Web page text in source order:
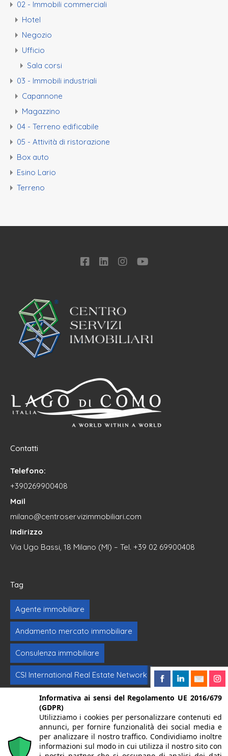
02 - Immobili commerciali
Hotel
Negozio
Ufficio
Sala corsi
03 - Immobili industriali
Capannone
Magazzino
04 - Terreno edificabile
05 - Attività di ristorazione
Box auto
Esino Lario
Terreno
Contatti
Telefono:
+390269900408
Mail
milano@centroservizimmobiliari.com
Indirizzo
Via Ugo Bassi, 18 Milano (MI) – Tel. +39 02 69900408
Tag
Agente immobiliare
Andamento mercato immobiliare
Consulenza immobiliare
CSI International Real Estate Network
Formazione immobiliare Intermediazione
Investimenti immobiliari Vendere casa
© 2024. Centro Servizi Immobiliari srl | Mandello del Lario
Informativa ai sensi del Regolamento UE 2016/679
(GDPR)
Utilizziamo i cookies per personalizzare contenuti ed
annunci, per fornire funzionalità dei social media e
per analizzare il nostro traffico. Condividiamo inoltre
informazioni sul modo in cui utilizza il nostro sito con